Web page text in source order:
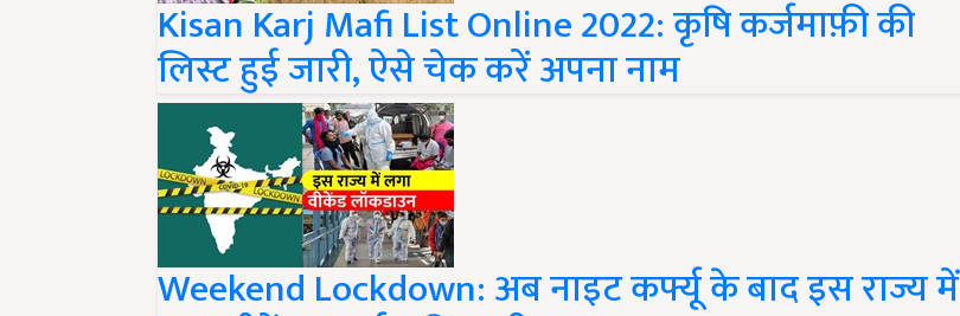
लिस्ट हुई जारी, ऐसे चेक करें अपना नाम
Weekend Lockdown: अब नाइट कर्फ्यू के बाद इस राज्य में